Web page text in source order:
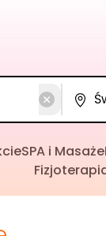
SPA i Masaże